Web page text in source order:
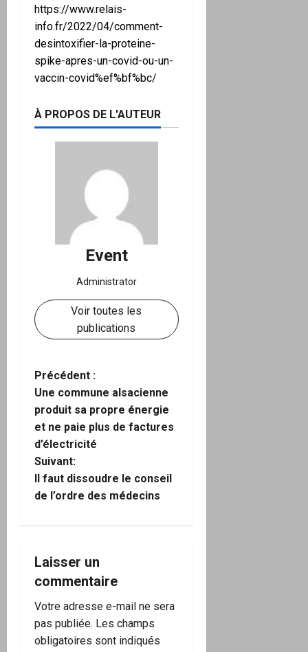
https://www.relais-
info.fr/2022/04/comment-
desintoxifier-la-proteine-
spike-apres-un-covid-ou-un-
vaccin-covid%ef%bf%bc/
À PROPOS DE L'AUTEUR
Event
Administrator
Voir toutes les
publications
N
a
v
i
g
t
i
o
n
Précédent :
Une commune alsacienne
produit sa propre énergie
et ne paie plus de factures
d’électricité
Suivant:
Il faut dissoudre le conseil
de l’ordre des médecins
Laisser un
commentaire
Votre adresse e-mail ne sera
pas publiée. Les champs
obligatoires sont indiqués